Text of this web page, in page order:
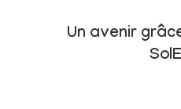
Un avenir